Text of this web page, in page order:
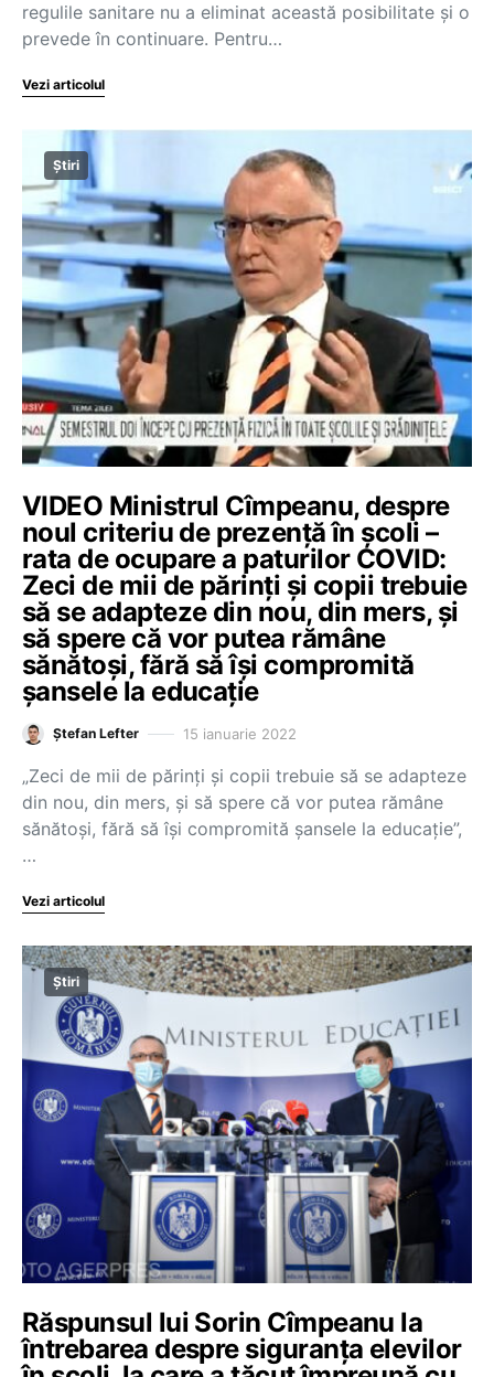
regulile sanitare nu a eliminat această posibilitate și o
prevede în continuare. Pentru…
Vezi articolul
Știri
VIDEO Ministrul Cîmpeanu, despre
noul criteriu de prezență în școli –
rata de ocupare a paturilor COVID:
Zeci de mii de părinți și copii trebuie
să se adapteze din nou, din mers, și
să spere că vor putea rămâne
sănătoși, fără să își compromită
șansele la educație
Ștefan Lefter 15 ianuarie 2022
„Zeci de mii de părinți și copii trebuie să se adapteze
din nou, din mers, și să spere că vor putea rămâne
sănătoși, fără să își compromită șansele la educație”,
…
Vezi articolul
Știri
Răspunsul lui Sorin Cîmpeanu la
întrebarea despre siguranța elevilor